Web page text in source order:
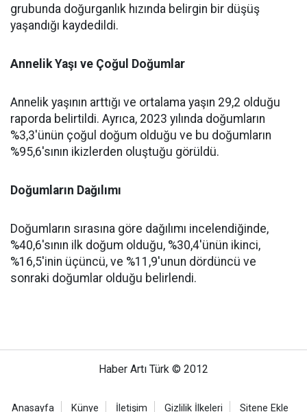
grubunda doğurganlık hızında belirgin bir düşüş
yaşandığı kaydedildi.
Annelik Yaşı ve Çoğul Doğumlar
Annelik yaşının arttığı ve ortalama yaşın 29,2 olduğu
raporda belirtildi. Ayrıca, 2023 yılında doğumların
%3,3'ünün çoğul doğum olduğu ve bu doğumların
%95,6'sının ikizlerden oluştuğu görüldü.
Doğumların Dağılımı
Doğumların sırasına göre dağılımı incelendiğinde,
%40,6'sının ilk doğum olduğu, %30,4'ünün ikinci,
%16,5'inin üçüncü, ve %11,9'unun dördüncü ve
sonraki doğumlar olduğu belirlendi.
Haber Artı Türk © 2012
Anasayfa Künye İletişim Gizlilik İlkeleri Sitene Ekle